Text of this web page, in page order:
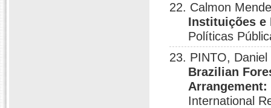
22. Calmon
Instituições e
Políticas
23. PINTO,
Brazilian
International